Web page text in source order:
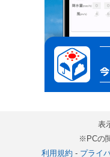
表
※PCの
利用規約 - プライ